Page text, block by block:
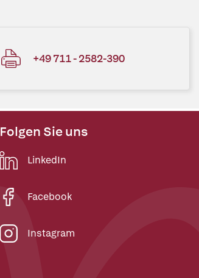
+49 711 - 2582-390
Folgen Sie uns
LinkedIn
Facebook
Instagram